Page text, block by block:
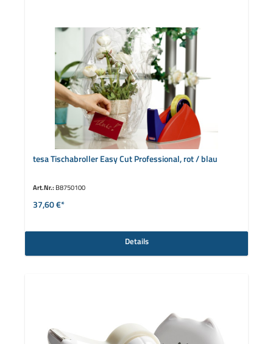
tesa Tischabroller Easy Cut Professional, rot / blau
Art.Nr.: B8750100
37,60 €*
Details